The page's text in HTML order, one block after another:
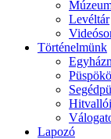
Levéltár
Történelmünk
Lapozó